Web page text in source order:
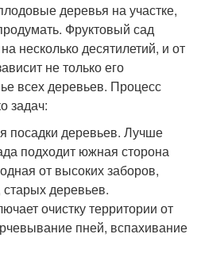
деревья на участке,
Фруктовый сад
несколько десятилетий, и от
не только его
всех деревьев. Процесс
задач:
посадки деревьев. Лучше
подходит южная сторона
от высоких заборов,
деревьев.
очистку территории от
пней, вспахивание